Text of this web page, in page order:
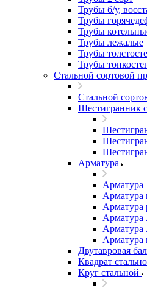
Трубы б/у,
Трубы
Трубы
Трубы лежалые
Трубы
Трубы
Стальной сортовой
Стальной
Шестигранник
Арматура
Арматура
Арматура
Арматура
Арматура
Арматура
Двутавровая
Квадрат
Круг стальной